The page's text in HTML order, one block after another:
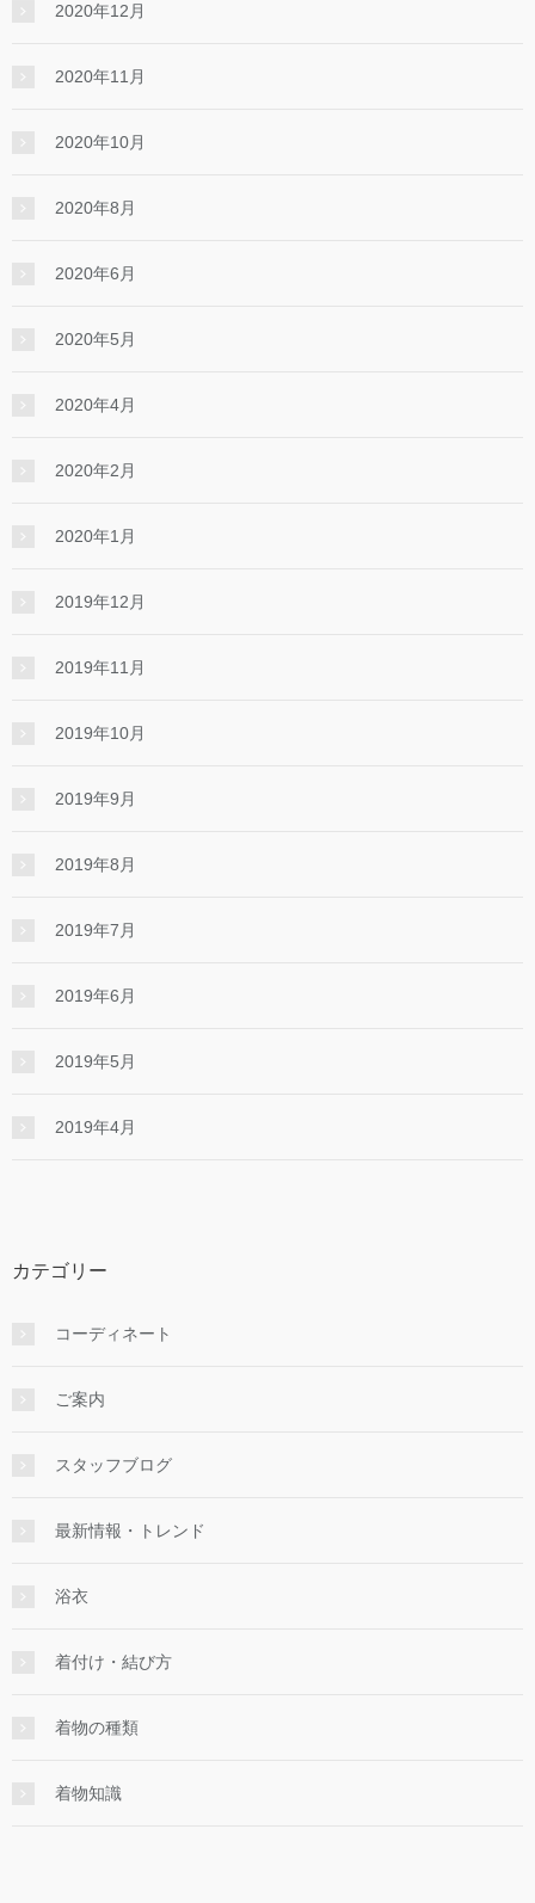
2020年12月
2020年11月
2020年10月
2020年8月
2020年6月
2020年5月
2020年4月
2020年2月
2020年1月
2019年12月
2019年11月
2019年10月
2019年9月
2019年8月
2019年7月
2019年6月
2019年5月
2019年4月
カテゴリー
コーディネート
ご案内
スタッフブログ
最新情報・トレンド
浴衣
着付け・結び方
着物の種類
着物知識